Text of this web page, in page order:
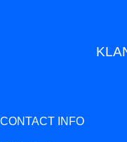
CONTACT INFO